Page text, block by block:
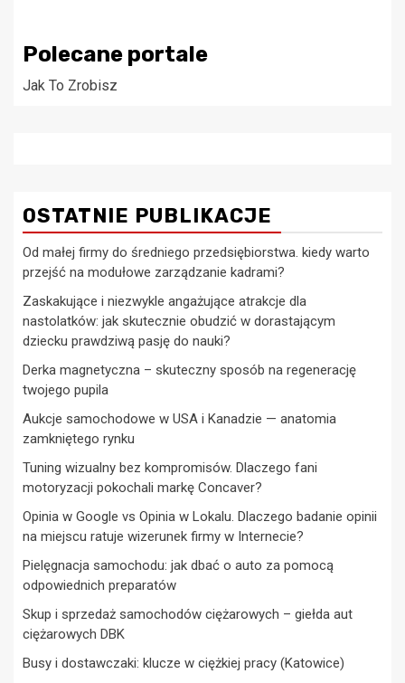
Polecane portale
Jak To Zrobisz
OSTATNIE PUBLIKACJE
Od małej firmy do średniego przedsiębiorstwa. kiedy warto
przejść na modułowe zarządzanie kadrami?
Zaskakujące i niezwykle angażujące atrakcje dla
nastolatków: jak skutecznie obudzić w dorastającym
dziecku prawdziwą pasję do nauki?
Derka magnetyczna – skuteczny sposób na regenerację
twojego pupila
Aukcje samochodowe w USA i Kanadzie — anatomia
zamkniętego rynku
Tuning wizualny bez kompromisów. Dlaczego fani
motoryzacji pokochali markę Concaver?
Opinia w Google vs Opinia w Lokalu. Dlaczego badanie opinii
na miejscu ratuje wizerunek firmy w Internecie?
Pielęgnacja samochodu: jak dbać o auto za pomocą
odpowiednich preparatów
Skup i sprzedaż samochodów ciężarowych – giełda aut
ciężarowych DBK
Busy i dostawczaki: klucze w ciężkiej pracy (Katowice)